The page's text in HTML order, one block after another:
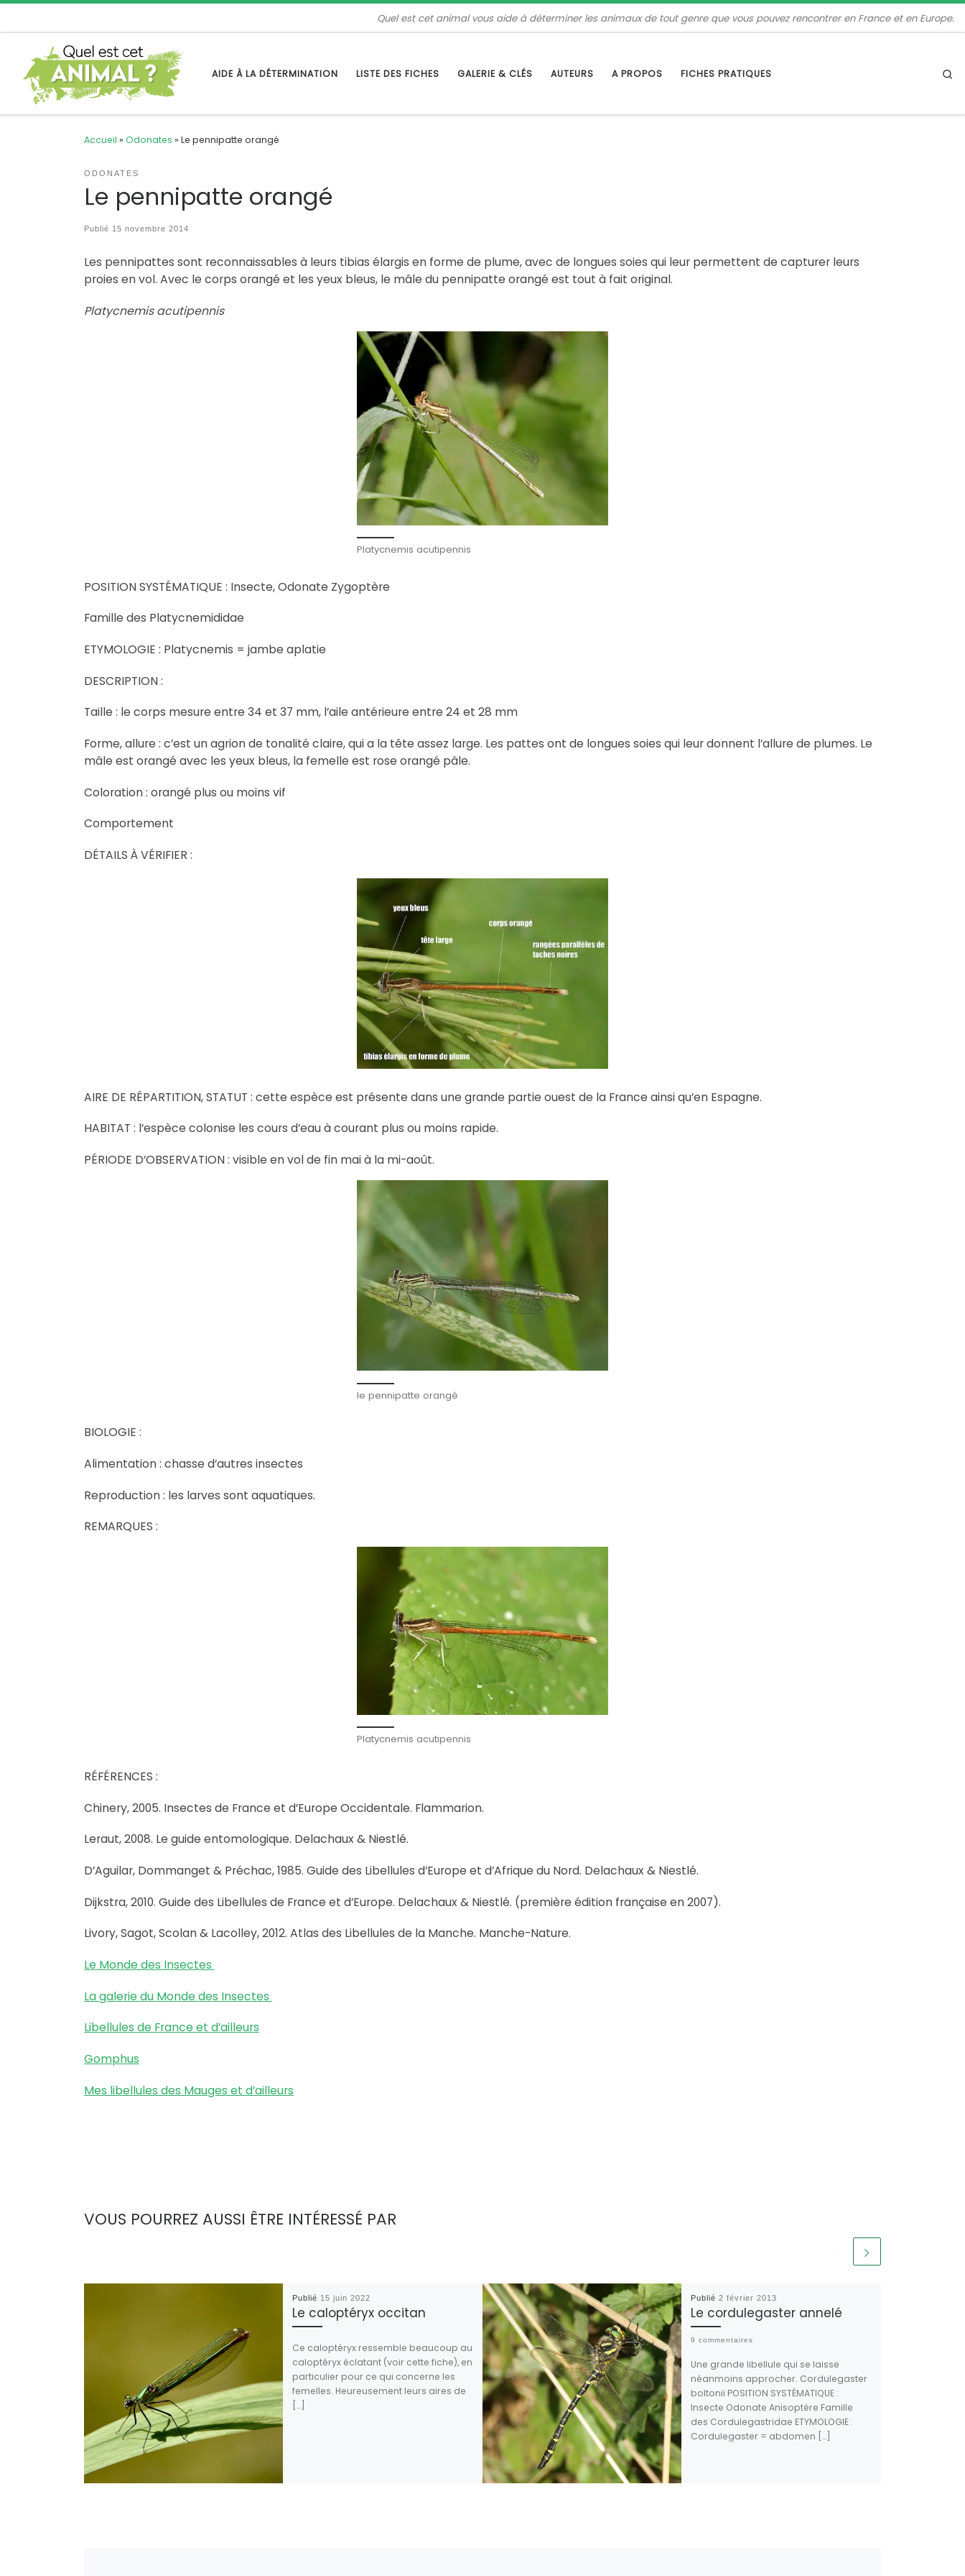
Quel est cet animal vous aide à déterminer les animaux de tout genre que vous pouvez rencontrer en France et en Europe.
AIDE À LA DÉTERMINATION LISTE DES FICHES GALERIE & CLÉS AUTEURS A PROPOS FICHES PRATIQUES
Accueil » Odonates » Le pennipatte orangé
ODONATES
Le pennipatte orangé
Publié 15 novembre 2014
Les pennipattes sont reconnaissables à leurs tibias élargis en forme de plume, avec de longues soies qui leur permettent de capturer leurs
proies en vol. Avec le corps orangé et les yeux bleus, le mâle du pennipatte orangé est tout à fait original.
Platycnemis acutipennis
Platycnemis acutipennis
POSITION SYSTÉMATIQUE : Insecte, Odonate Zygoptère
Famille des Platycnemididae
ETYMOLOGIE : Platycnemis = jambe aplatie
DESCRIPTION :
Taille : le corps mesure entre 34 et 37 mm, l’aile antérieure entre 24 et 28 mm
Forme, allure : c’est un agrion de tonalité claire, qui a la tête assez large. Les pattes ont de longues soies qui leur donnent l’allure de plumes. Le
mâle est orangé avec les yeux bleus, la femelle est rose orangé pâle.
Coloration : orangé plus ou moins vif
Comportement
DÉTAILS À VÉRIFIER :
AIRE DE RÉPARTITION, STATUT : cette espèce est présente dans une grande partie ouest de la France ainsi qu’en Espagne.
HABITAT : l’espèce colonise les cours d’eau à courant plus ou moins rapide.
PÉRIODE D’OBSERVATION : visible en vol de fin mai à la mi-août.
le pennipatte orangé
BIOLOGIE :
Alimentation : chasse d’autres insectes
Reproduction : les larves sont aquatiques.
REMARQUES :
Platycnemis acutipennis
RÉFÉRENCES :
Chinery, 2005. Insectes de France et d’Europe Occidentale. Flammarion.
Leraut, 2008. Le guide entomologique. Delachaux & Niestlé.
D’Aguilar, Dommanget & Préchac, 1985. Guide des Libellules d’Europe et d’Afrique du Nord. Delachaux & Niestlé.
Dijkstra, 2010. Guide des Libellules de France et d’Europe. Delachaux & Niestlé. (première édition française en 2007).
Livory, Sagot, Scolan & Lacolley, 2012. Atlas des Libellules de la Manche. Manche-Nature.
Le Monde des Insectes
La galerie du Monde des Insectes
Libellules de France et d’ailleurs
Gomphus
Mes libellules des Mauges et d’ailleurs
VOUS POURREZ AUSSI ÊTRE INTÉRESSÉ PAR
Publié 15 juin 2022
Le caloptéryx occitan
Ce caloptéryx ressemble beaucoup au
caloptéryx éclatant (voir cette fiche), en
particulier pour ce qui concerne les
femelles. Heureusement leurs aires de
[…]
Publié 2 février 2013
Le cordulegaster annelé
9 commentaires
Une grande libellule qui se laisse
néanmoins approcher. Cordulegaster
boltonii POSITION SYSTÉMATIQUE :
Insecte Odonate Anisoptère Famille
des Cordulegastridae ETYMOLOGIE :
Cordulegaster = abdomen […]